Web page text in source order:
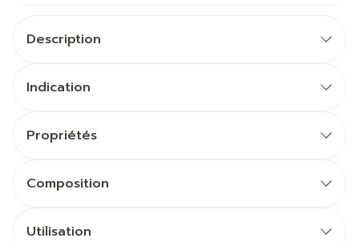
Description
Indication
Propriétés
Composition
Utilisation